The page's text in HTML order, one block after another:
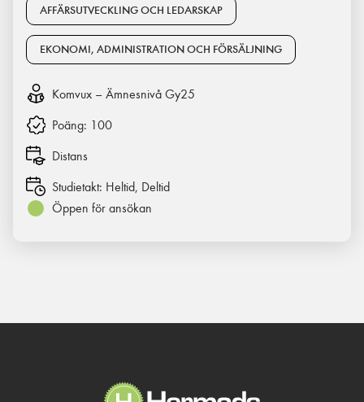
AFFÄRSUTVECKLING OCH LEDARSKAP
EKONOMI, ADMINISTRATION OCH FÖRSÄLJNING
Komvux – Ämnesnivå Gy25
Poäng: 100
Distans
Studietakt: Heltid, Deltid
Öppen för ansökan